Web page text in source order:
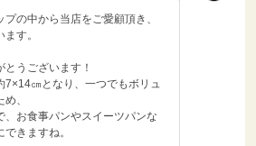
の中から当店をご愛顧頂き、
す。
うございます！
7×14㎝となり、一つでもボリュ
、
、お食事パンやスイーツパンな
きますね。